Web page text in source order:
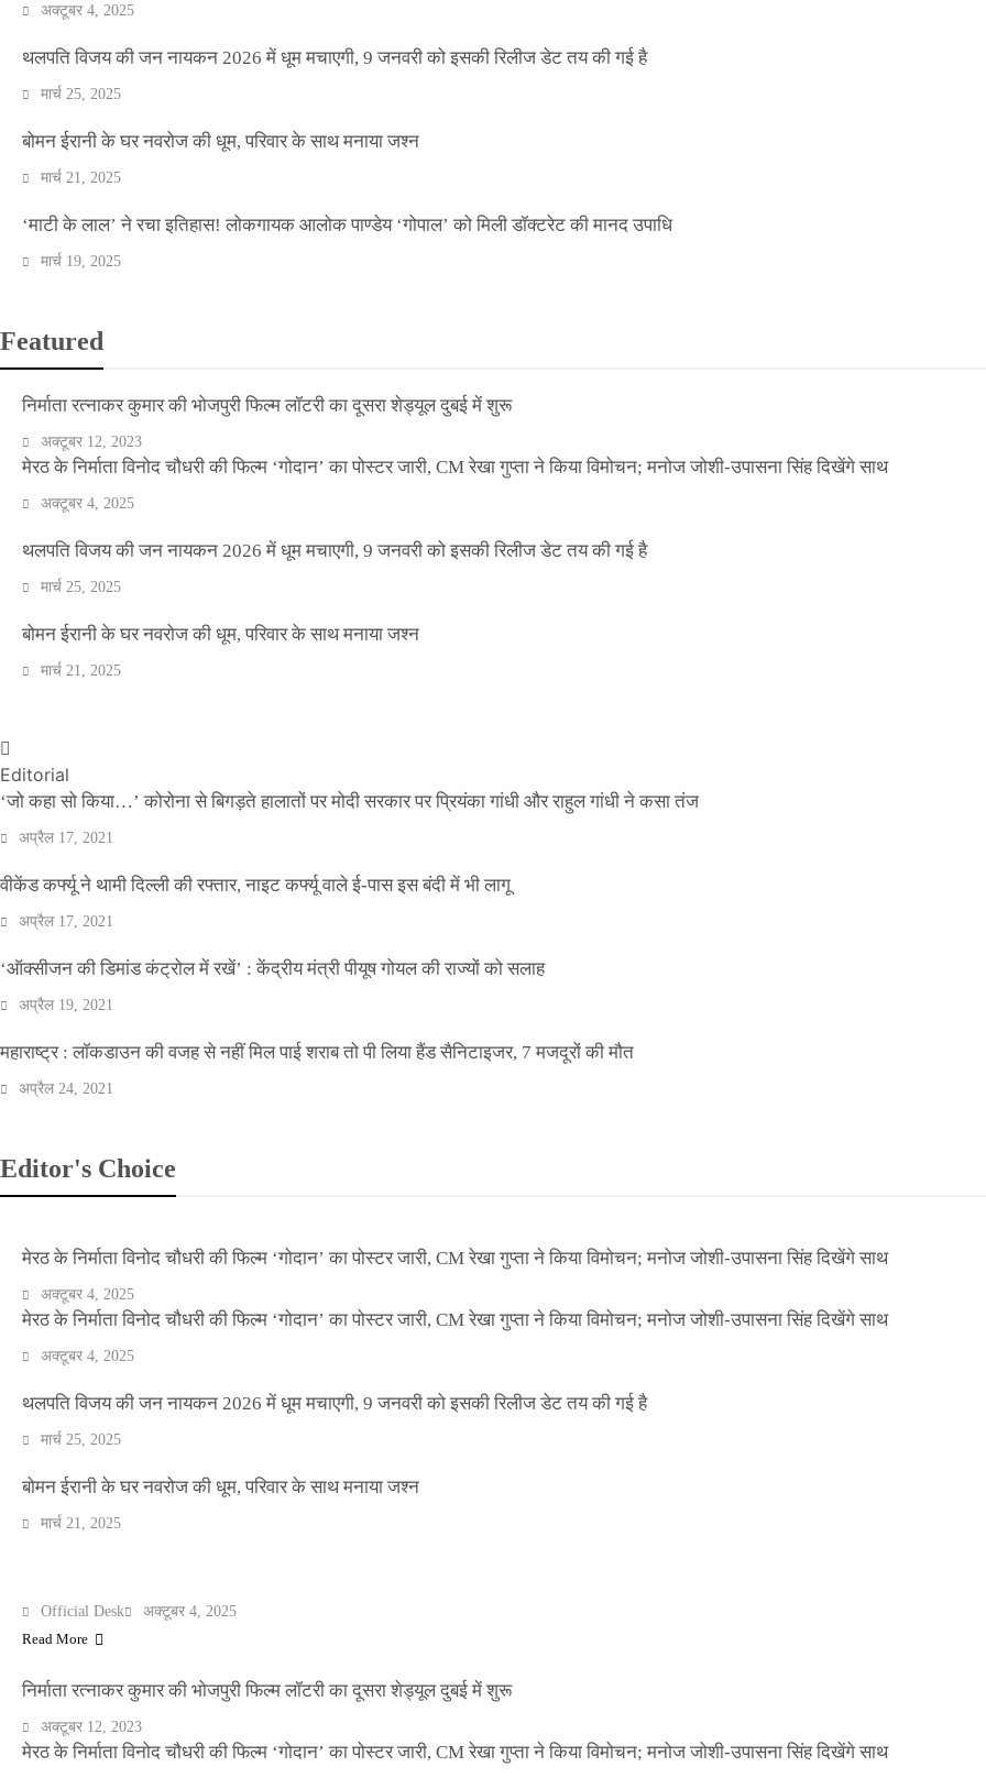
अक्टूबर 4, 2025
थलपति विजय की जन नायकन 2026 में धूम मचाएगी, 9 जनवरी को इसकी रिलीज डेट तय की गई है
मार्च 25, 2025
बोमन ईरानी के घर नवरोज की धूम, परिवार के साथ मनाया जश्न
मार्च 21, 2025
‘माटी के लाल’ ने रचा इतिहास! लोकगायक आलोक पाण्डेय ‘गोपाल’ को मिली डॉक्टरेट की मानद उपाधि
मार्च 19, 2025
Featured
निर्माता रत्नाकर कुमार की भोजपुरी फिल्म लॉटरी का दूसरा शेड्यूल दुबई में शुरू
अक्टूबर 12, 2023
मेरठ के निर्माता विनोद चौधरी की फिल्म ‘गोदान’ का पोस्टर जारी, CM रेखा गुप्ता ने किया विमोचन; मनोज जोशी-उपासना सिंह दिखेंगे साथ
अक्टूबर 4, 2025
थलपति विजय की जन नायकन 2026 में धूम मचाएगी, 9 जनवरी को इसकी रिलीज डेट तय की गई है
मार्च 25, 2025
बोमन ईरानी के घर नवरोज की धूम, परिवार के साथ मनाया जश्न
मार्च 21, 2025
वीकेंड कर्फ्यू ने थामी दिल्ली की रफ्तार, नाइट कर्फ्यू वाले ई-पास इस बंदी में भी लागू
Official Desk
Editorial
‘जो कहा सो किया…’ कोरोना से बिगड़ते हालातों पर मोदी सरकार पर प्रियंका गांधी और राहुल गांधी ने कसा तंज
अप्रैल 17, 2021
वीकेंड कर्फ्यू ने थामी दिल्ली की रफ्तार, नाइट कर्फ्यू वाले ई-पास इस बंदी में भी लागू
अप्रैल 17, 2021
‘ऑक्सीजन की डिमांड कंट्रोल में रखें’ : केंद्रीय मंत्री पीयूष गोयल की राज्यों को सलाह
अप्रैल 19, 2021
महाराष्ट्र : लॉकडाउन की वजह से नहीं मिल पाई शराब तो पी लिया हैंड सैनिटाइजर, 7 मजदूरों की मौत
अप्रैल 24, 2021
Editor's Choice
मेरठ के निर्माता विनोद चौधरी की फिल्म ‘गोदान’ का पोस्टर जारी, CM रेखा गुप्ता ने किया विमोचन; मनोज जोशी-उपासना सिंह दिखेंगे साथ
अक्टूबर 4, 2025
मेरठ के निर्माता विनोद चौधरी की फिल्म ‘गोदान’ का पोस्टर जारी, CM रेखा गुप्ता ने किया विमोचन; मनोज जोशी-उपासना सिंह दिखेंगे साथ
अक्टूबर 4, 2025
थलपति विजय की जन नायकन 2026 में धूम मचाएगी, 9 जनवरी को इसकी रिलीज डेट तय की गई है
मार्च 25, 2025
बोमन ईरानी के घर नवरोज की धूम, परिवार के साथ मनाया जश्न
मार्च 21, 2025
NEWS
बॉलीवुड के बाद अब डिफेंस टाइकून साहिल लूथरा को मिली जान से मारने की
धमकियाँ : सेलिब्रिटी टारगेटिंग जैसा हूबहू पैटर्न का खुलासा
Official Desk
Official Desk
अक्टूबर 4, 2025
Read More
निर्माता रत्नाकर कुमार की भोजपुरी फिल्म लॉटरी का दूसरा शेड्यूल दुबई में शुरू
अक्टूबर 12, 2023
मेरठ के निर्माता विनोद चौधरी की फिल्म ‘गोदान’ का पोस्टर जारी, CM रेखा गुप्ता ने किया विमोचन; मनोज जोशी-उपासना सिंह दिखेंगे साथ